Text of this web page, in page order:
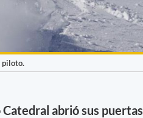
piloto.
abrió sus puertas